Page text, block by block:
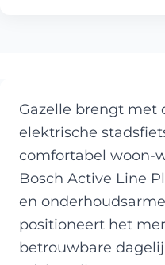
Gazelle brengt met
elektrische
comfortabel woon-
Bosch Active Line
en
positioneert het
betrouwbare